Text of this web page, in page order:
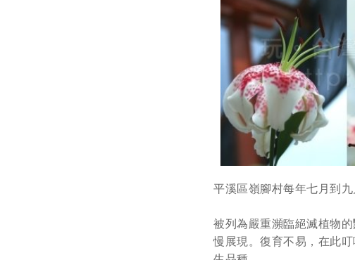
平溪區嶺腳村每年七月到
被列為嚴重瀕臨絕滅植物
慢展現。復育不易，在此